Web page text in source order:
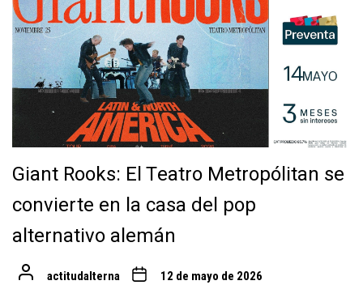
Giant Rooks: El Teatro Metropólitan se
convierte en la casa del pop
alternativo alemán
actitudalterna 12 de mayo de 2026